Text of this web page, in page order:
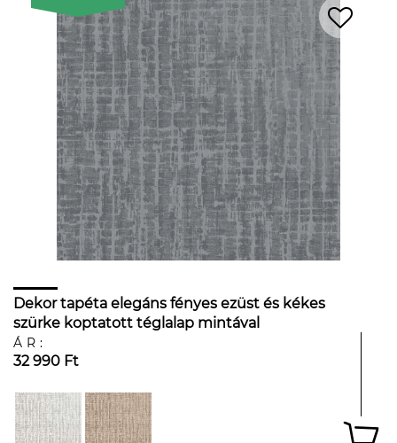
Dekor tapéta elegáns fényes ezüst és kékes
szürke koptatott téglalap mintával
ÁR:
32 990 Ft